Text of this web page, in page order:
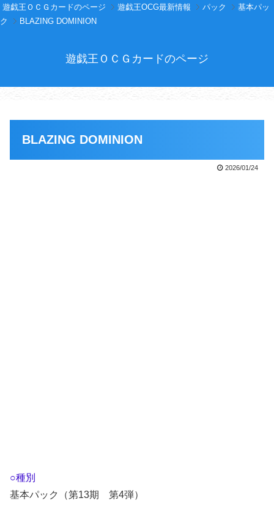
遊戯王ＯＣＧカードのページ 遊戯王OCG最新情報 パック
基本パッ
ク
BLAZING DOMINION
遊戯王ＯＣＧカードのページ
BLAZING DOMINION
2026/01/24
○種別
基本パック（第13期 第4弾）